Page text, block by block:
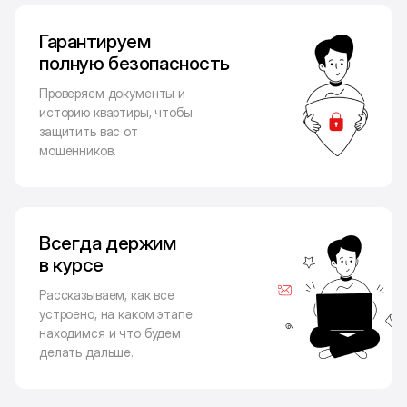
Гарантируем
полную безопасность
Проверяем документы и
историю квартиры, чтобы
защитить вас от
мошенников.
Всегда держим
в курсе
Рассказываем, как все
устроено, на каком этапе
находимся и что будем
делать дальше.